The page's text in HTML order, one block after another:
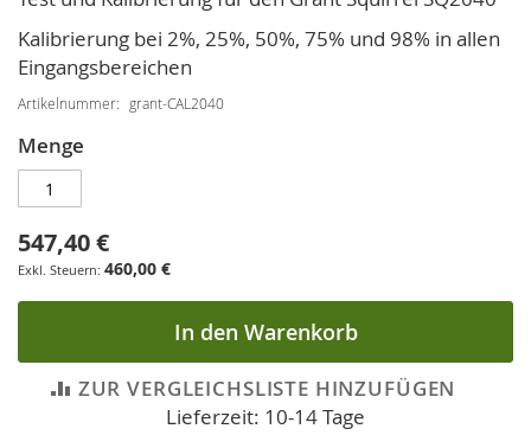
Kalibrierung bei 2%, 25%, 50%, 75% und 98% in allen
Eingangsbereichen
Artikelnummer grant-CAL2040
Menge
547,40 €
460,00 €
In den Warenkorb
ZUR VERGLEICHSLISTE HINZUFÜGEN
Lieferzeit: 10-14 Tage